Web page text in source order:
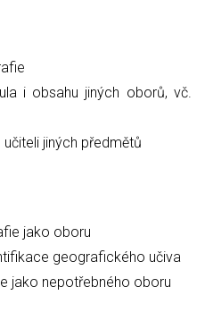
i obsahu jiných oborů, vč.
jiných předmětů
jako oboru
geografického učiva
jako nepotřebného oboru